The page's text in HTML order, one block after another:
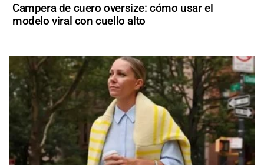
Campera de cuero oversize: cómo usar el
modelo viral con cuello alto